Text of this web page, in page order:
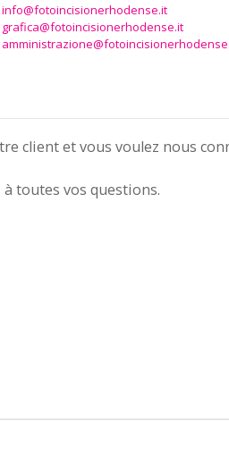
info@fotoincisionerhodense.it
grafica@fotoincisionerhodense.it
client et vous voulez nous
toutes vos questions.